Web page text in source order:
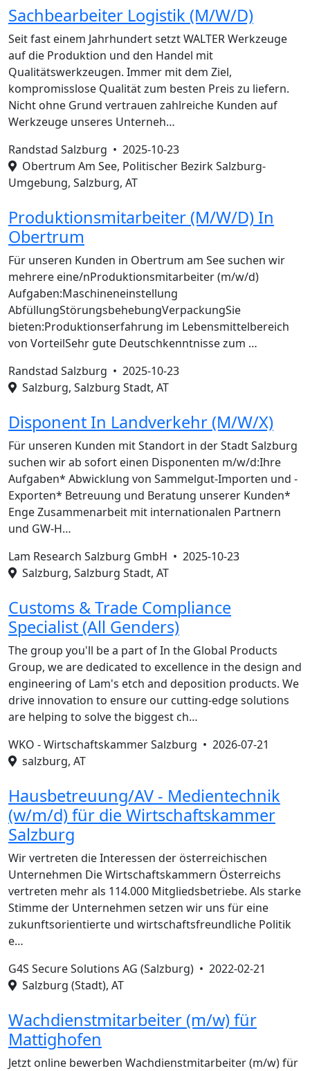
Sachbearbeiter Logistik (M/W/D)
Seit fast einem Jahrhundert setzt WALTER Werkzeuge
auf die Produktion und den Handel mit
Qualitätswerkzeugen. Immer mit dem Ziel,
kompromisslose Qualität zum besten Preis zu liefern.
Nicht ohne Grund vertrauen zahlreiche Kunden auf
Werkzeuge unseres Unterneh…
Randstad Salzburg • 2025-10-23
Obertrum Am See, Politischer Bezirk Salzburg-
Umgebung, Salzburg, AT
Produktionsmitarbeiter (M/W/D) In
Obertrum
Für unseren Kunden in Obertrum am See suchen wir
mehrere eine/nProduktionsmitarbeiter (m/w/d)
Aufgaben:Maschineneinstellung
AbfüllungStörungsbehebungVerpackungSie
bieten:Produktionserfahrung im Lebensmittelbereich
von VorteilSehr gute Deutschkenntnisse zum …
Randstad Salzburg • 2025-10-23
Salzburg, Salzburg Stadt, AT
Disponent In Landverkehr (M/W/X)
Für unseren Kunden mit Standort in der Stadt Salzburg
suchen wir ab sofort einen Disponenten m/w/d:Ihre
Aufgaben* Abwicklung von Sammelgut-Importen und -
Exporten* Betreuung und Beratung unserer Kunden*
Enge Zusammenarbeit mit internationalen Partnern
und GW-H…
Lam Research Salzburg GmbH • 2025-10-23
Salzburg, Salzburg Stadt, AT
Customs & Trade Compliance
Specialist (All Genders)
The group you'll be a part of In the Global Products
Group, we are dedicated to excellence in the design and
engineering of Lam's etch and deposition products. We
drive innovation to ensure our cutting-edge solutions
are helping to solve the biggest ch…
WKO - Wirtschaftskammer Salzburg • 2026-07-21
salzburg, AT
Hausbetreuung/AV - Medientechnik
(w/m/d) für die Wirtschaftskammer
Salzburg
Wir vertreten die Interessen der österreichischen
Unternehmen Die Wirtschaftskammern Österreichs
vertreten mehr als 114.000 Mitgliedsbetriebe. Als starke
Stimme der Unternehmen setzen wir uns für eine
zukunftsorientierte und wirtschaftsfreundliche Politik
e…
G4S Secure Solutions AG (Salzburg) • 2022-02-21
Salzburg (Stadt), AT
Wachdienstmitarbeiter (m/w) für
Mattighofen
Jetzt online bewerben Wachdienstmitarbeiter (m/w) für